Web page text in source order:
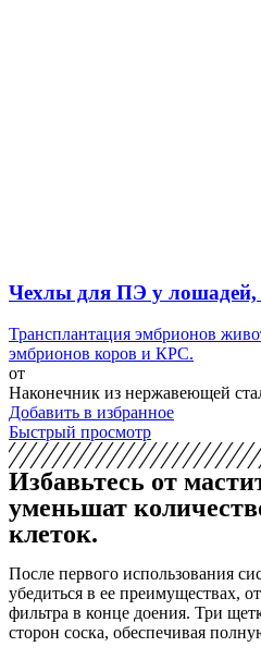
Чехлы для ПЭ у лошадей,
Трансплантация эмбрионов
эмбрионов коров и КРС.
от
Наконечник из нержавеющей
Добавить в избранное
Быстрый просмотр
Избавьтесь от
уменьшат
клеток.
После первого использования
убедиться в ее преимуществах,
фильтра в конце доения. Три
сторон соска, обеспечивая